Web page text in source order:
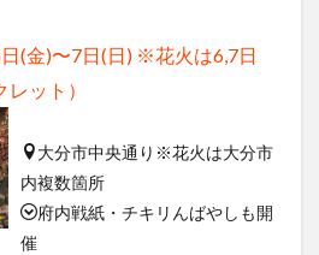
(金)〜7日(日) ※花火は6,7日
ット）
大分市中央通り※花火は大分市
内複数箇所
府内戦紙・チキリんばやしも開
催